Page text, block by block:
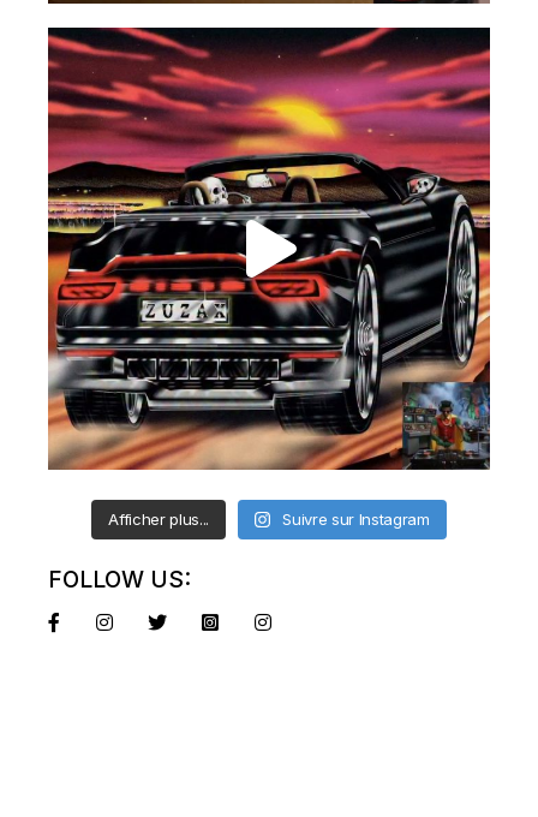
Afficher plus... Suivre sur Instagram
FOLLOW US: